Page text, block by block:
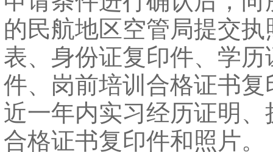
的民航地区空管局提交执
表、身份证复印件、学历
件、岗前培训合格证书复
近一年内实习经历证明、
合格证书复印件和照片。